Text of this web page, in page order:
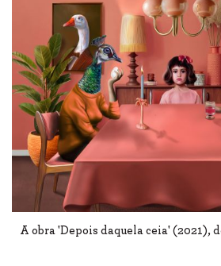
A obra 'Depois daquela ceia' (2021),